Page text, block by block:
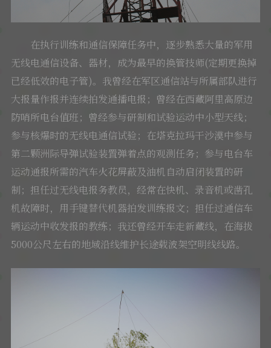
在执行训练和通信保障任务中，逐步熟悉大量的军用
无线电通信设备、器材，成为最早的换管技师(定期更换掉
已经低效的电子管)。我曾经在军区通信站与所属部队进行
大报量作报并连续拍发通播电报；曾经在西藏阿里高原边
防哨所电台值班；曾经参与研制和试验运动中小型天线；
参与核爆时的无线电通信试验；在塔克拉玛干沙漠中参与
第二颗洲际导弹试验装置弹着点的观测任务；参与电台车
运动通报所需的汽车火花屏蔽及油机自动启闭装置的研
制；担任过无线电报务教员，经常在快机、录音机或凿孔
机故障时，用手键替代机器拍发训练报文；担任过通信车
辆运动中收发报的教练；我还曾经开车走新藏线，在海拔
5000公尺左右的地域沿线维护长途载波架空明线线路。